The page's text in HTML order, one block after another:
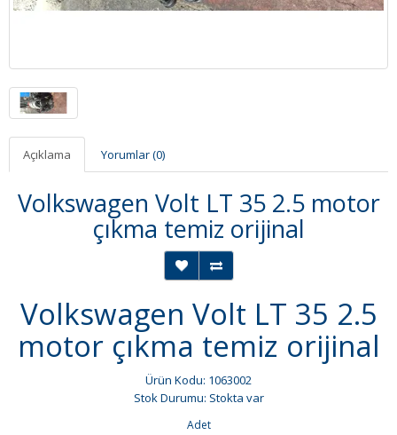
Açıklama Yorumlar (0)
Volkswagen Volt LT 35 2.5 motor
çıkma temiz orijinal
Volkswagen Volt LT 35 2.5
motor çıkma temiz orijinal
Ürün Kodu: 1063002
Stok Durumu: Stokta var
Adet